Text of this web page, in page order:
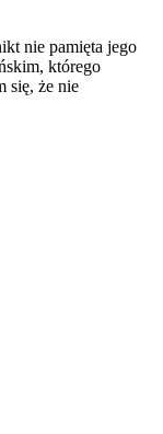
nie pamięta jego
którego
się, że nie